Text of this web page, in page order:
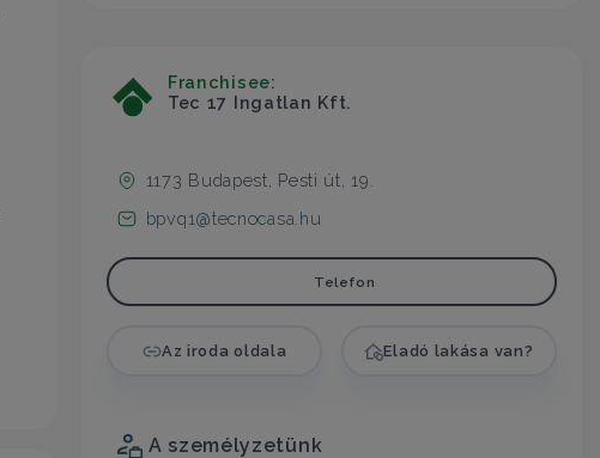
Franchisee:
Tec 17 Ingatlan Kft.
1173 Budapest, Pesti út, 19.
bpvq1@tecnocasa.hu
Telefon
Az iroda oldala Eladó lakása van?
A személyzetünk